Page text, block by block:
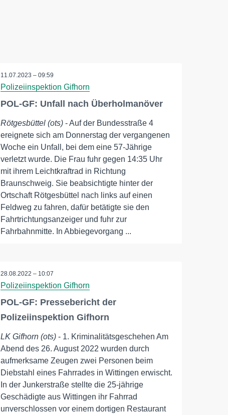
11.07.2023 – 09:59
Polizeiinspektion Gifhorn
POL-GF: Unfall nach Überholmanöver
Rötgesbüttel (ots) - Auf der Bundesstraße 4
ereignete sich am Donnerstag der vergangenen
Woche ein Unfall, bei dem eine 57-Jährige
verletzt wurde. Die Frau fuhr gegen 14:35 Uhr
mit ihrem Leichtkraftrad in Richtung
Braunschweig. Sie beabsichtigte hinter der
Ortschaft Rötgesbüttel nach links auf einen
Feldweg zu fahren, dafür betätigte sie den
Fahrtrichtungsanzeiger und fuhr zur
Fahrbahnmitte. In Abbiegevorgang ...
28.08.2022 – 10:07
Polizeiinspektion Gifhorn
POL-GF: Pressebericht der
Polizeiinspektion Gifhorn
LK Gifhorn (ots) - 1. Kriminalitätsgeschehen Am
Abend des 26. August 2022 wurden durch
aufmerksame Zeugen zwei Personen beim
Diebstahl eines Fahrrades in Wittingen erwischt.
In der Junkerstraße stellte die 25-jährige
Geschädigte aus Wittingen ihr Fahrrad
unverschlossen vor einem dortigen Restaurant